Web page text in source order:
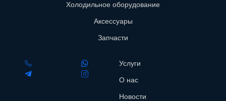
Холодильное оборудование
Аксессуары
Запчасти
Услуги
О нас
Новости